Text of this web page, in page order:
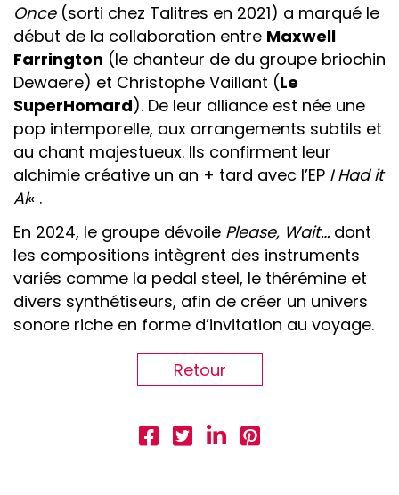
Once(sorti chez Talitres en 2021) a marqué le
début de la collaboration entre Maxwell
Farrington (le chanteur de du groupe briochin
Dewaere) et Christophe Vaillant (Le
SuperHomard). De leur alliance est née une
pop intemporelle, aux arrangements subtils et
au chant majestueux. Ils confirment leur
alchimie créative un an + tard avec l’EP I Had it
Al« .
En 2024, le groupe dévoile Please, Wait… dont
les compositions intègrent des instruments
variés comme la pedal steel, le thérémine et
divers synthétiseurs, afin de créer un univers
sonore riche en forme d’invitation au voyage.
Retour